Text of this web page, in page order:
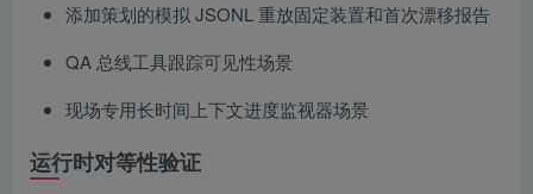
添加策划的模拟 JSONL 重放固定装置和首次漂移报告
QA 总线工具跟踪可见性场景
现场专用长时间上下文进度监视器场景
运行时对等性验证